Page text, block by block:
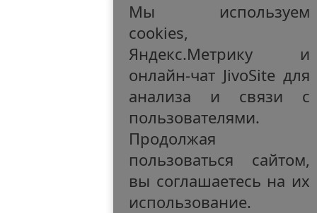
Мы используем
cookies,
Яндекс.Метрику и
онлайн-чат JivoSite для
анализа и связи с
пользователями.
Продолжая
пользоваться сайтом,
вы соглашаетесь на их
использование.